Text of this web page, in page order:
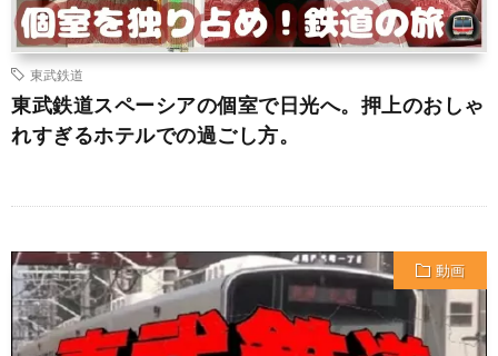
東武鉄道
東武鉄道スペーシアの個室で日光へ。押上のおしゃ
れすぎるホテルでの過ごし方。
動画